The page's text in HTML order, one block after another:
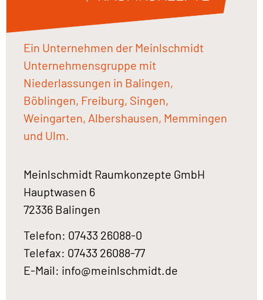
Ein Unternehmen der Meinlschmidt
Unternehmensgruppe mit
Niederlassungen in Balingen,
Böblingen, Freiburg, Singen,
Weingarten, Albershausen, Memmingen
und Ulm.
Meinlschmidt Raumkonzepte GmbH
Hauptwasen 6
72336 Balingen
Telefon: 07433 26088-0
Telefax: 07433 26088-77
E-Mail: info@meinlschmidt.de